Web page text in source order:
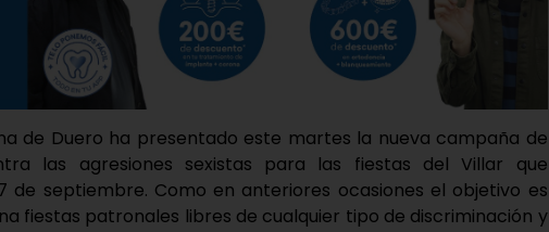
de Duero ha presentado este martes la nueva campaña de
las agresiones sexistas para las fiestas del Villar que
de septiembre. Como en anteriores ocasiones el objetivo es
fiestas patronales libres de cualquier tipo de discriminación y